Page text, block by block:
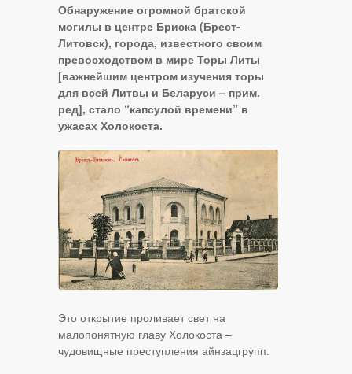
Обнаружение огромной братской
могилы в центре Бриска (Брест-
Литовск), города, известного своим
превосходством в мире Торы Литы
[важнейшим центром изучения торы
для всей Литвы и Беларуси – прим.
ред], стало “капсулой времени” в
ужасах Холокоста.
Это открытие проливает свет на
малопонятную главу Холокоста –
чудовищные преступления айнзацгрупп.